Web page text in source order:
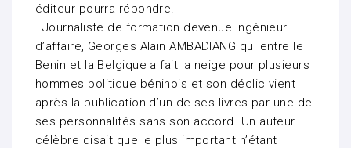
éditeur pourra répondre.
Journaliste de formation devenue ingénieur
d’affaire, Georges Alain AMBADIANG qui entre le
Benin et la Belgique a fait la neige pour plusieurs
hommes politique béninois et son déclic vient
après la publication d’un de ses livres par une de
ses personnalités sans son accord. Un auteur
célèbre disait que le plus important n’étant